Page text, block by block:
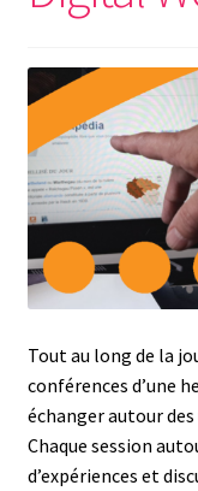
Tout au long de la
conférences d’une
échanger autour des
Chaque session
d’expériences et